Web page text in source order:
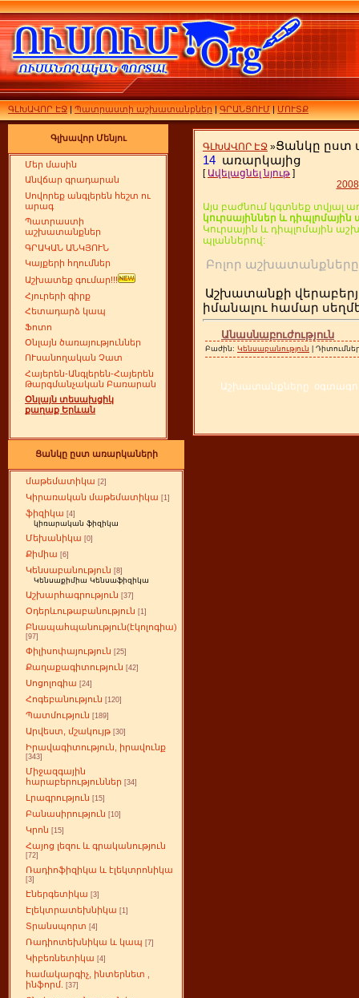
ԳԼԽԱՎՈՐ ԷՋ|Պատրաստի աշխատանքներ|ԳՐԱՆՑՈՒՄ|ՄՈՒՏՔ
Գլխավոր Մենյու
Մեր մասին
Անվճար գրադարան
Սովորեք անգլերեն հեշտ ու
արագ
Պատրաստի
աշխատանքներ
ԳՐԱԿԱՆ ԱՆԿՅՈՒՆ
Կայքերի հղումներ
Աշխատեք գումար!!!
Հյուրերի գիրք
Հետադարձ կապ
Ֆոտո
Օնլայն ծառայություններ
ՈՒսանողական Չատ
Հայերեն-Անգլերեն-Հայերեն
Թարգմանչական Բառարան
Օնլայն տեսախցիկ
քաղաք Երևան
Ցանկը ըստ առարկաների
մաթեմատիկա [2]
Կիրառական մաթեմատիկա [1]
ֆիզիկա [4]
կիռարական ֆիզիկա
Մեխանիկա [0]
Քիմիա [6]
Կենսաբանություն [8]
Կենսաքիմիա Կենսաֆիզիկա
Աշխարհագրություն [37]
Օդերևութաբանություն [1]
Բնապահպանություն(էկոլոգիա)
[97]
Փիլիսոփայություն [25]
Քաղաքագիտություն [42]
Սոցոլոգիա [24]
Հոգեբանություն [120]
Պատմություն [189]
Արվեստ, մշակույթ [30]
Իրավագիտություն, իրավունք
[343]
Միջազգային
հարաբերություններ [34]
Լրագրություն [15]
Բանասիրություն [10]
Կրոն [15]
Հայոց լեզու և գրականություն
[72]
Ռադիոֆիզիկա և էլեկտրոնիկա
[3]
Էներգետիկա [3]
Էլեկտրատեխնիկա [1]
Տրանսպորտ [4]
Ռադիոտեխնիկա և կապ [7]
Կիբեռնետիկա [4]
համակարգիչ, ինտերնետ ,
ինֆորմ.
[37]
ԳԼԽԱՎՈՐ ԷՋ »Ցանկը ըստ
14 առարկայից
[ Ավելացնել նյութ ]
2008
Այս բաժնում կգտնեք տվյալ
կուրսայիններ և
Կուրսային և դիպլոմային
պլաններով:
Բոլոր
Աշխատանքի
իմանալու համար
Անասնաբուժություն
Բաժին: Կենսաբանություն |
Աշխատանքները